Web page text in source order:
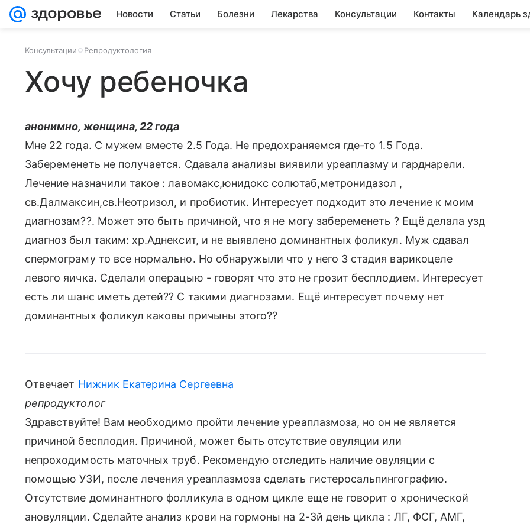
Новости Статьи Болезни Лекарства Консультации Контакты Календарь
Консультации Репродуктология
Хочу ребеночка
анонимно, женщина, 22 года
Мне 22 года. С мужем вместе 2.5 Года. Не предохраняемся где-то 1.5 Года.
Забеременеть не получается. Сдавала анализы виявили уреаплазму и гарднарели.
Лечение назначили такое : лавомакс,юнидокс солютаб,метронидазол ,
св.Далмаксин,св.Неотризол, и пробиотик. Интересует подходит это лечение к моим
диагнозам??. Может это быть причиной, что я не могу забеременеть ? Ещё делала узд
диагноз был таким: хр.Аднексит, и не выявлено доминантных фоликул. Муж сдавал
спермограму то все нормально. Но обнаружыли что у него 3 стадия варикоцеле
левого яичка. Сделали операцыю - говорят что это не грозит бесплодием. Интересует
есть ли шанс иметь детей?? С такими диагнозами. Ещё интересует почему нет
доминантных фоликул каковы причыны этого??
Отвечает Нижник Екатерина Сергеевна
репродуктолог
Здравствуйте! Вам необходимо пройти лечение уреаплазмоза, но он не является
причиной бесплодия. Причиной, может быть отсутствие овуляции или
непроходимость маточных труб. Рекомендую отследить наличие овуляции с
помощью УЗИ, после лечения уреаплазмоза сделать гистеросальпингографию.
Отсутствие доминантного фолликула в одном цикле еще не говорит о хронической
ановуляции. Сделайте анализ крови на гормоны на 2-3й день цикла : ЛГ, ФСГ, АМГ,